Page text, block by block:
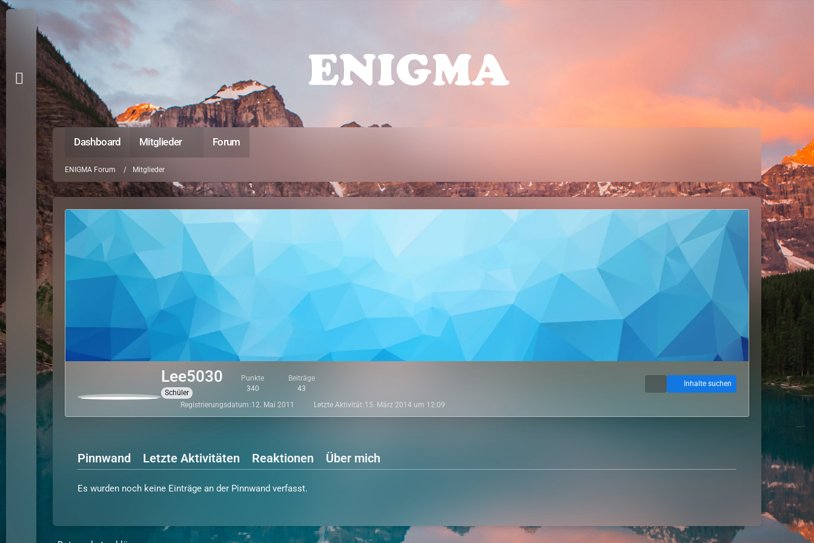
Dashboard Mitglieder Forum
ENIGMA Forum Mitglieder
Lee5030
Schüler
Punkte
340
Beiträge
43
Inhalte suchen
Registrierungsdatum 12. Mai 2011 Letzte Aktivität 15. März 2014 um 12:09
Pinnwand Letzte Aktivitäten Reaktionen Über mich
Es wurden noch keine Einträge an der Pinnwand verfasst.